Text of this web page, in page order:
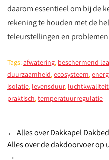
daarom essentieel om bij de
rekening te houden met de
teleurstellingen en
Tags:afwatering, beschermend
duurzaamheid,ecosysteem,
isolatie, levensduur, luchtkwaliteit
praktisch,temperatuurregulatie
Post
navigation
← Alles over Dakkapel
Alles over de dakdoorvoer op
→